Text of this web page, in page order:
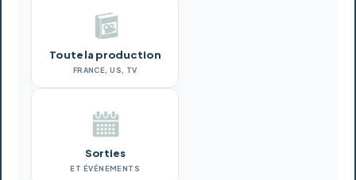
Toute la production
FRANCE, US, TV
Sorties
ET ÉVÉNEMENTS